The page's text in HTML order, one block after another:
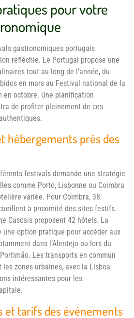
pour votre
gastronomiques portugais
réfléchie. Le Portugal propose une
tout au long de l’année, du
en mars au Festival national de la
en octobre. Une planification
de profiter pleinement de ces
hébergements près des
festivals demande une stratégie
comme Porto, Lisbonne ou Coimbra
variée. Pour Coimbra, 38
à proximité des sites festifs.
Cascais proposent 42 hôtels. La
une option pratique pour accéder aux
dans l’Alentejo ou lors du
Les transports en commun
zones urbaines, avec la Lisboa
intéressantes pour les
et tarifs des événements